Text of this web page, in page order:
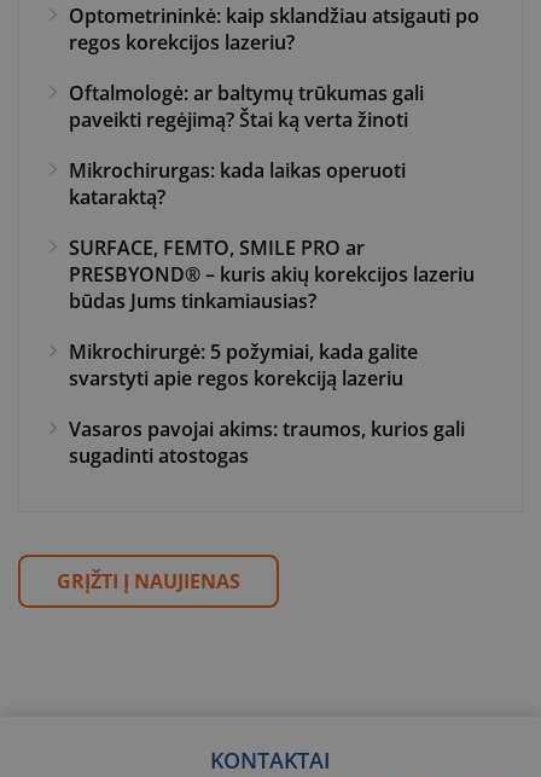
Optometrininkė: kaip sklandžiau atsigauti po
regos korekcijos lazeriu?
Oftalmologė: ar baltymų trūkumas gali
paveikti regėjimą? Štai ką verta žinoti
Mikrochirurgas: kada laikas operuoti
kataraktą?
SURFACE, FEMTO, SMILE PRO ar
PRESBYOND® – kuris akių korekcijos lazeriu
būdas Jums tinkamiausias?
Mikrochirurgė: 5 požymiai, kada galite
svarstyti apie regos korekciją lazeriu
Vasaros pavojai akims: traumos, kurios gali
sugadinti atostogas
GRĮŽTI Į NAUJIENAS
KONTAKTAI